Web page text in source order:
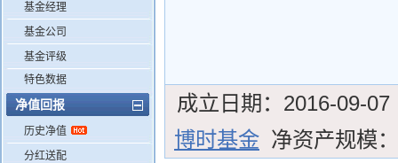
基金经理
基金公司
基金评级
特色数据
净值回报
历史净值
分红送配
成立日期： 2016-09-07
博时基金 净资产规模：